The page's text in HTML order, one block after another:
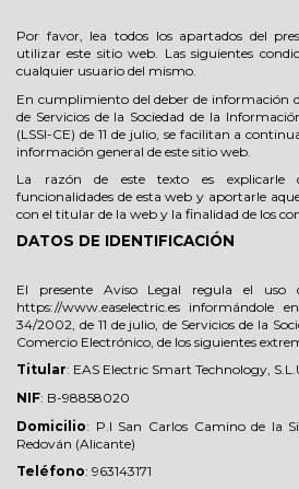
Por favor, lea todos los apartados del
utilizar este sitio web. Las siguientes
cualquier usuario del mismo.
En cumplimiento del deber de información
de Servicios de la Sociedad de la
(LSSI-CE) de 11 de julio, se facilitan a
información general de este sitio web.
La razón de este texto es explicarle
funcionalidades de esta web y aportarle
con el titular de la web y la finalidad de los
DATOS DE IDENTIFICACIÓN
El presente Aviso Legal regula el uso
https://www.easelectric.es informándole
34/2002, de 11 de julio, de Servicios de la
Comercio Electrónico, de los siguientes
Titular: EAS Electric Smart Technology,
NIF: B-98858020
Domicilio: P.I San Carlos Camino de la
Redován (Alicante)
Teléfono: 963143171